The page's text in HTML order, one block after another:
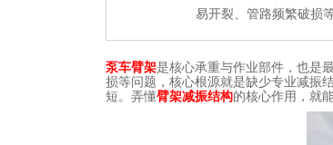
易开裂、管路频繁破损
泵车臂架是核心承重与作业部件，也是
损等问题，核心根源就是缺少专业减振
短。弄懂臂架减振结构的核心作用，就